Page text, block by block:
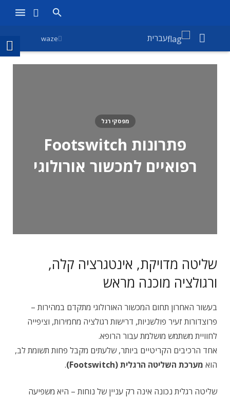
עברית waze
פתרונות Footswitch
רפואיים למכשור אורולוגי
מפסקי רגל
שליטה מדויקת, אינטגרציה קלה,
ורגולציה מוכנה מראש
בעשור האחרון תחום המכשור האורולוגי מתקדם במהירות –
פרוצדורות זעיר פולשניות, דרישות רגולציה מחמירות, וציפייה
לחוויית משתמש מושלמת עבור הרופא.
אחד הרכיבים הקריטיים ביותר, שלעתים מקבל פחות תשומת לב,
הוא מערכת השליטה הרגלית (Footswitch) .
שליטה רגלית נכונה אינה רק עניין של נוחות – היא משפיעה